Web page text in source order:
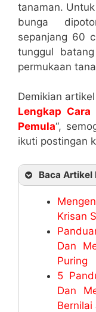
tanaman.
bunga
sepanjang 60
tunggul
permukaan
Demikian
Lengkap
Pemula“,
ikuti postingan
Baca Artikel
Krisan
Dan
Puring
5
Dan
Bernilai